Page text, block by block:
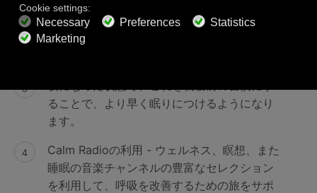
ます。
犬の散歩、通勤、または食器洗いなどをしな
ることで、より早く眠りにつけるようになり
ます。
Calm Radioの利用 - ウェルネス、瞑想、また
睡眠の音楽チャンネルの豊富なセレクション
を利用して、呼吸を改善するための旅をサポ